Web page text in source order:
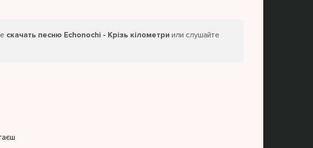
скачать песню Echonochi - Крізь кілометри или слушайте